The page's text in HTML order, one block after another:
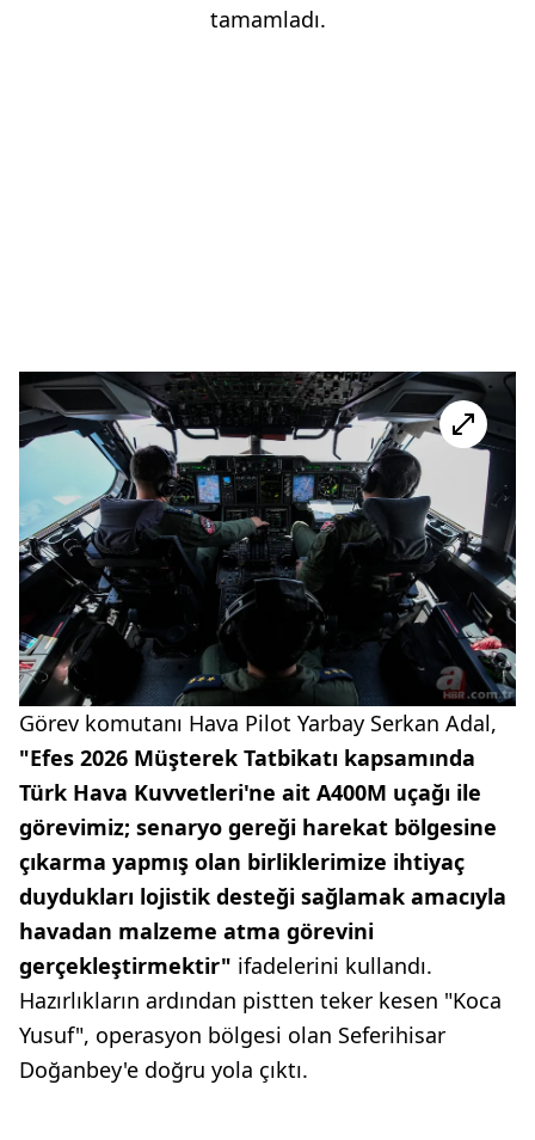
tamamladı.
Görev komutanı Hava Pilot Yarbay Serkan Adal,
"Efes 2026 Müşterek Tatbikatı kapsamında
Türk Hava Kuvvetleri'ne ait A400M uçağı ile
görevimiz; senaryo gereği harekat bölgesine
çıkarma yapmış olan birliklerimize ihtiyaç
duydukları lojistik desteği sağlamak amacıyla
havadan malzeme atma görevini
gerçekleştirmektir" ifadelerini kullandı.
Hazırlıkların ardından pistten teker kesen "Koca
Yusuf", operasyon bölgesi olan Seferihisar
Doğanbey'e doğru yola çıktı.